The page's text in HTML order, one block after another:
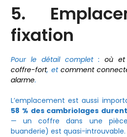
5.
fixation
Pour le détail complet : où et
coffre-fort, etcomment
alarme.
L’emplacement est aussi
58 % des cambriolages
— un coffre dans une pièce
buanderie) est quasi-introuvable.